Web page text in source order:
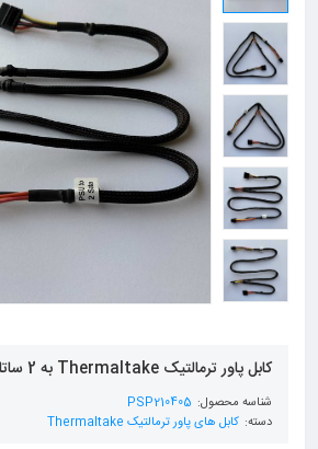
کابل پاور ترمالتیک Thermaltake به 2 ساتا
شناسه محصول: PSP210405
دسته: کابل های پاور ترمالتیک Thermaltake